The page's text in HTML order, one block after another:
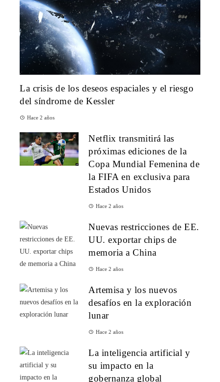
La crisis de los deseos espaciales y el riesgo
del síndrome de Kessler
Hace 2 años
Netflix transmitirá las
próximas ediciones de la
Copa Mundial Femenina de
la FIFA en exclusiva para
Estados Unidos
Hace 2 años
Nuevas restricciones de EE.
UU. exportar chips de
memoria a China
Hace 2 años
Artemisa y los nuevos
desafíos en la exploración
lunar
Hace 2 años
La inteligencia artificial y
su impacto en la
gobernanza global